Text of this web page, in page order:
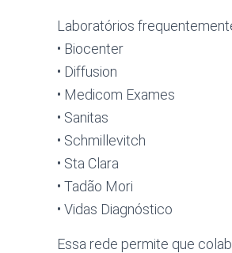
Laboratórios
• Biocenter
• Diffusion
• Medicom Exames
• Sanitas
• Schmillevitch
• Sta Clara
• Tadão Mori
• Vidas Diagnóstico
Essa rede permite que